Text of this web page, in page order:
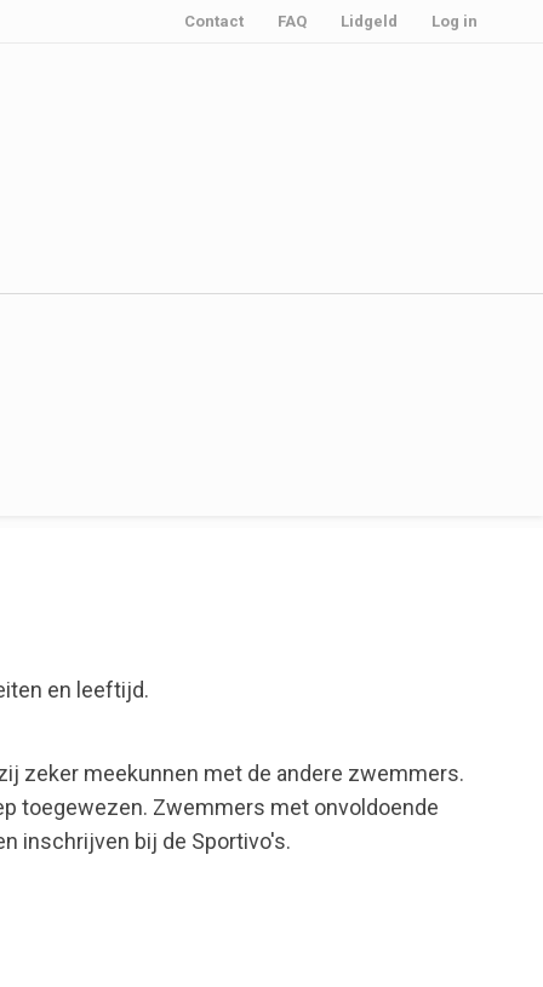
Contact FAQ Lidgeld Log in
en leeftijd.
zeker meekunnen met de andere zwemmers.
toegewezen. Zwemmers met onvoldoende
inschrijven bij de Sportivo's.